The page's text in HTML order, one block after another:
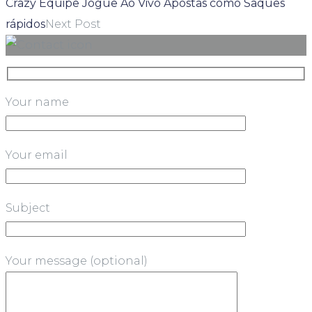
Crazy Equipe Jogue Ao Vivo Apostas como Saques
rápidosNext Post
Your name
Your email
Subject
Your message (optional)